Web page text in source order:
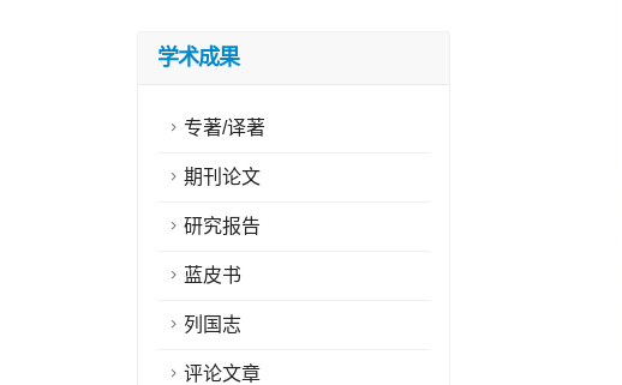
学术成果
专著/译著
期刊论文
研究报告
蓝皮书
列国志
评论文章